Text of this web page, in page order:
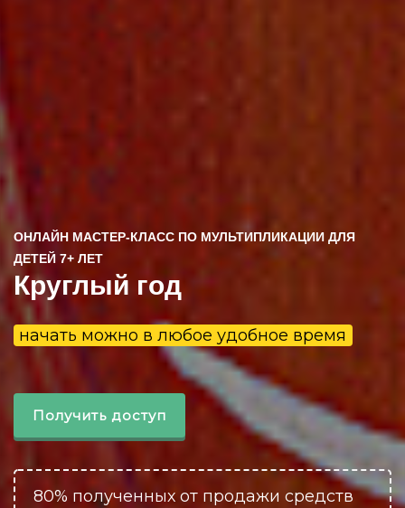
ОНЛАЙН МАСТЕР-КЛАСС ПО МУЛЬТИПЛИКАЦИИ ДЛЯ
ДЕТЕЙ 7+ ЛЕТ
Круглый год
начать можно в любое удобное время
Получить доступ
80% полученных от продажи средств